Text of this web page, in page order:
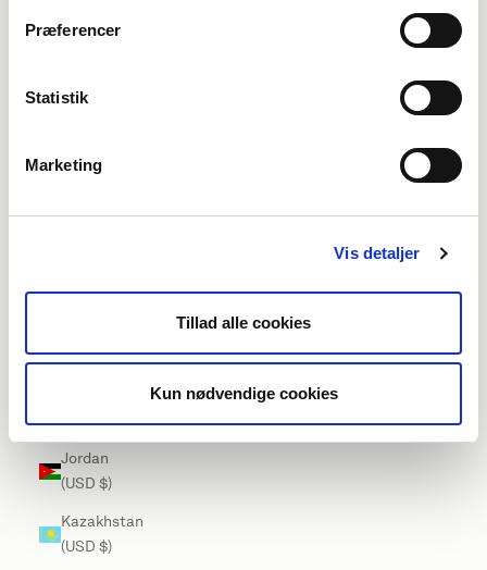
Præferencer
Statistik
Marketing
Vis detaljer
Tillad alle cookies
Kun nødvendige cookies
(EUR €)
(EUR €)
$)
(USD $)
(USD $)
(EUR €)
Jordan
(USD $)
Kazakhstan
(USD $)